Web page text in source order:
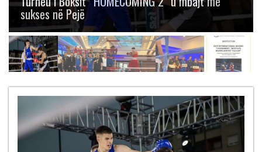
gjashtë medalje